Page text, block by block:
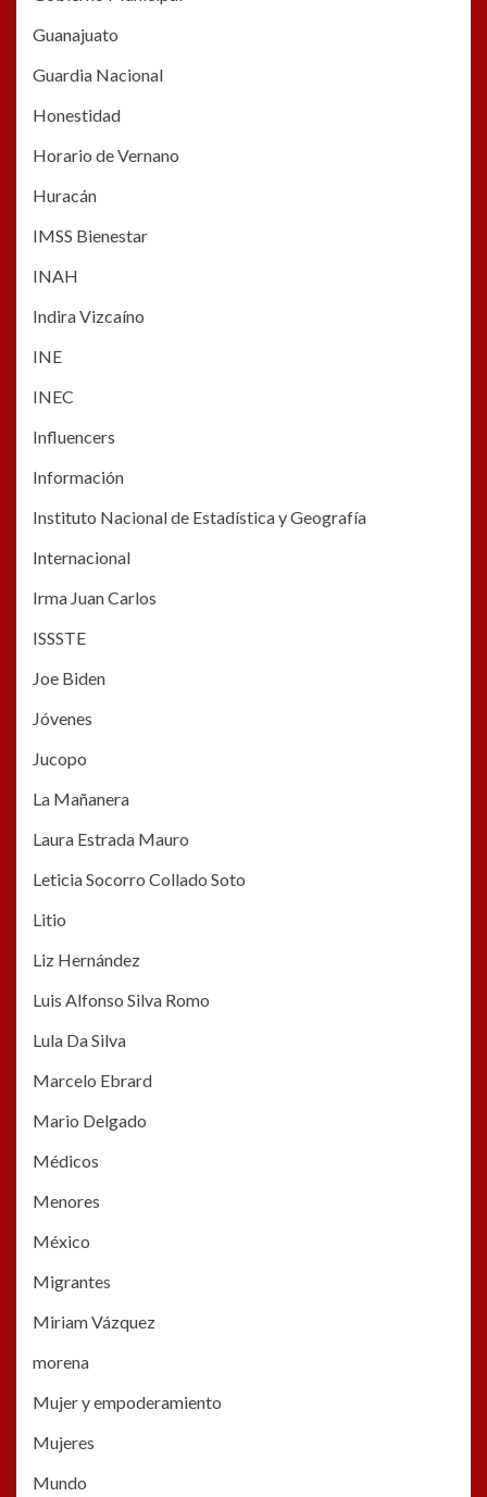
Guanajuato
Guardia Nacional
Honestidad
Horario de Vernano
Huracán
IMSS Bienestar
INAH
Indira Vizcaíno
INE
INEC
Influencers
Información
Instituto Nacional de Estadística y Geografía
Internacional
Irma Juan Carlos
ISSSTE
Joe Biden
Jóvenes
Jucopo
La Mañanera
Laura Estrada Mauro
Leticia Socorro Collado Soto
Litio
Liz Hernández
Luis Alfonso Silva Romo
Lula Da Silva
Marcelo Ebrard
Mario Delgado
Médicos
Menores
México
Migrantes
Miriam Vázquez
morena
Mujer y empoderamiento
Mujeres
Mundo